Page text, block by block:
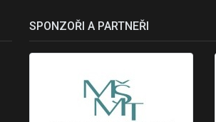
SPONZOŘI A PARTNEŘI